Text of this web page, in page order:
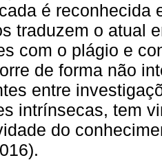
é reconhecida
traduzem o atual
com o plágio e
de forma não
entre
intrínsecas, tem
do